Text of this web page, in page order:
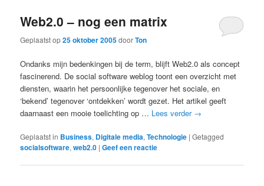
Web2.0 – nog een matrix
Geplaatst op25 oktober 2005doorTon
Ondanks mijn bedenkingen bij de term, blijft Web2.0 als concept
fascinerend. De social software weblog toont een overzicht met
diensten, waarin het persoonlijke tegenover het sociale, en
‘bekend’ tegenover ‘ontdekken’ wordt gezet. Het artikel geeft
daarnaast een mooie toelichting op … Lees verder →
Geplaatst in Business, Digitale media,Technologie |Getagged
socialsoftware,web2.0 |Geef een reactie